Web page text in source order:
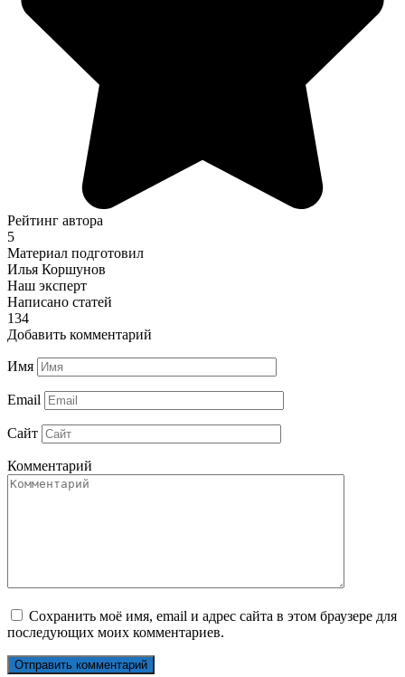
Рейтинг автора
5
Материал подготовил
Илья Коршунов
Наш эксперт
Написано статей
134
Добавить комментарий
Имя
Email
Сайт
Комментарий
Сохранить моё имя, email и адрес сайта в этом браузере для
последующих моих комментариев.